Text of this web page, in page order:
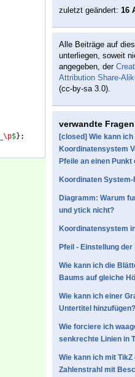
\p$} ;
zuletzt geändert: 16
Alle Beiträge auf
unterliegen, soweit
angegeben, der
Attribution Share-
(cc-by-sa 3.0).
verwandte Fragen
[closed] Wie kann ich
Koordinatensystem
Pfeile an einen Punkt
Koordinaten System-
Diagramm: Warum
und ytick nicht?
Koordinatensystem
Pfeil - Einstellung
Wie kann ich die
Baums auf gleiche
Wie kann ich einer
Untertitel hinzufügen?
Wie forciere ich
senkrechte Linien in
Wie kann ich mit TikZ
Zahlenstrahl mit